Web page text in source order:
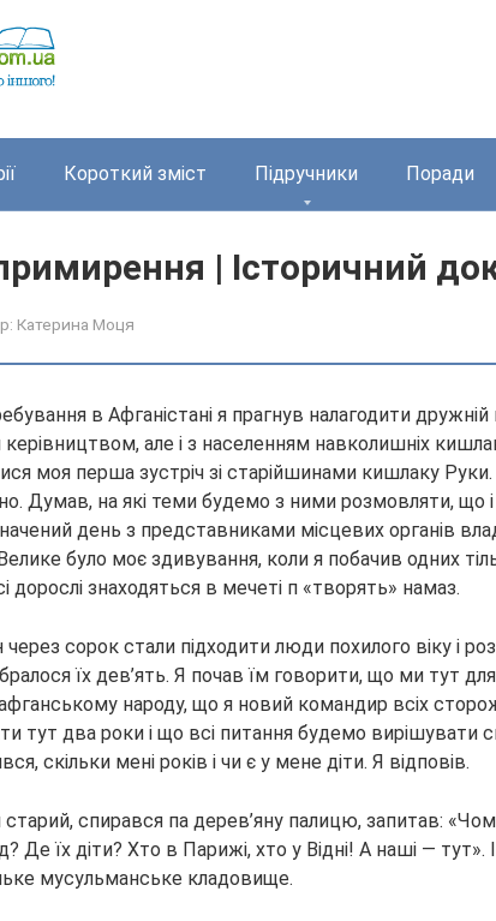
Короткий зміст Підручники Поради
| Історичний
Катерина Моця
в Афганістані я прагнув налагодити
але і з населенням навколишніх
моя перша зустріч зі старійшинами кишлаку
Думав, на які теми будемо з ними розмовляти, що
день з представниками місцевих органів
було моє здивування, коли я побачив одних
дорослі знаходяться в мечеті п «творять» намаз.
сорок стали підходити люди похилого віку і
їх дев’ять. Я почав їм говорити, що ми тут
народу, що я новий командир всіх
тут два роки і що всі питання будемо вирішувати
скільки мені років і чи є у мене діти. Я відповів.
спирався па дерев’яну палицю, запитав:
Де їх діти? Хто в Парижі, хто у Відні! А наші — тут».
мусульманське кладовище.